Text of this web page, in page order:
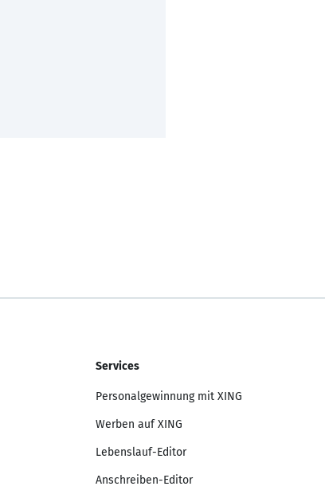
Services
Personalgewinnung mit XING
Werben auf XING
Lebenslauf-Editor
Anschreiben-Editor